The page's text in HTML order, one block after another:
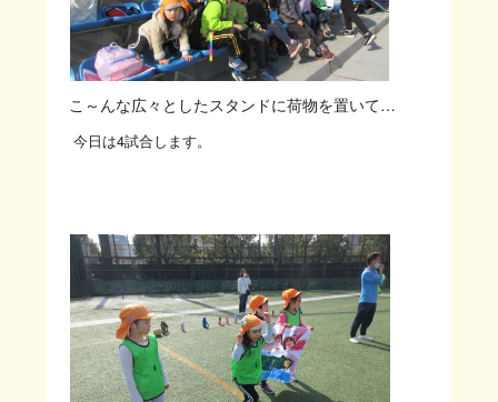
こ～んな広々としたスタンドに荷物を置いて…
今日は4試合します。